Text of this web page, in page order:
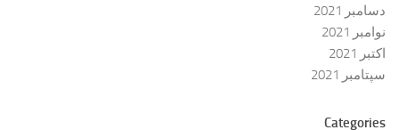
دسامبر 2021
نوامبر 2021
اکتبر 2021
سپتامبر 2021
Categories